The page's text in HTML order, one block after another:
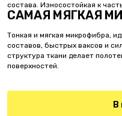
состава. Износостойкая к
САМАЯ МЯГКАЯ
Тонкая и мягкая микрофибра,
составов, быстрых ваксов и
структура ткани делает
поверхностей.
В